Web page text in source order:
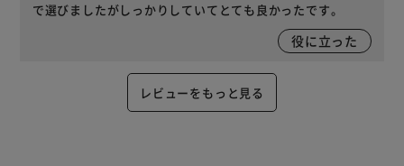
で選びましたがしっかりしていてとても良かったです。
役に立った
レビューをもっと見る